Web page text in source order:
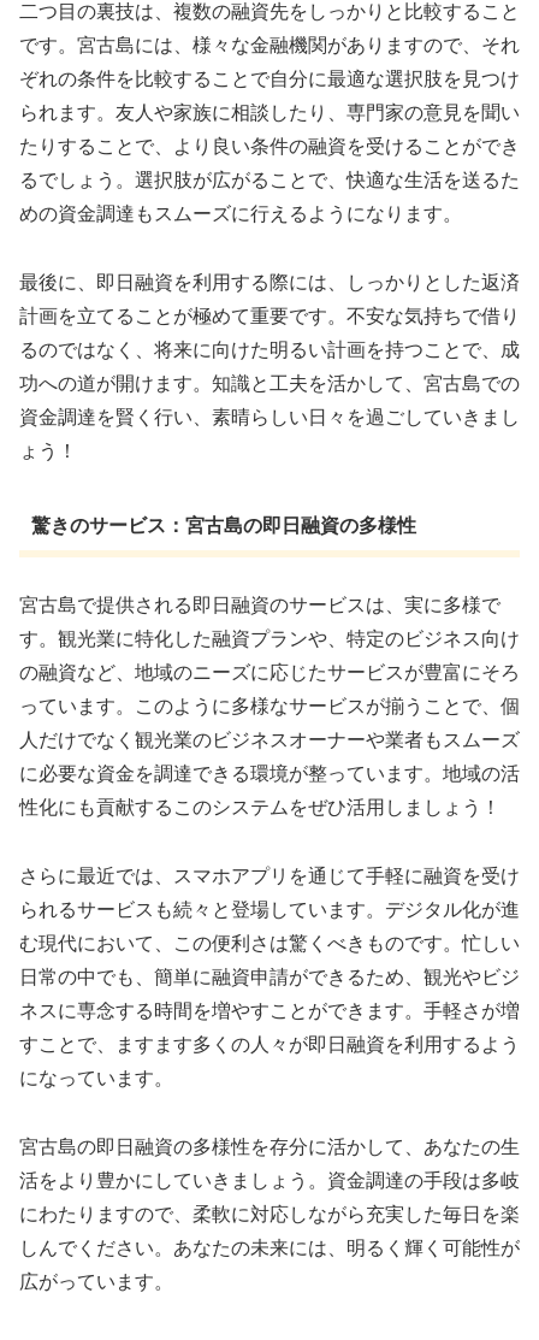
二つ目の裏技は、複数の融資先をしっかりと比較すること
です。宮古島には、様々な金融機関がありますので、それ
ぞれの条件を比較することで自分に最適な選択肢を見つけ
られます。友人や家族に相談したり、専門家の意見を聞い
たりすることで、より良い条件の融資を受けることができ
るでしょう。選択肢が広がることで、快適な生活を送るた
めの資金調達もスムーズに行えるようになります。
最後に、即日融資を利用する際には、しっかりとした返済
計画を立てることが極めて重要です。不安な気持ちで借り
るのではなく、将来に向けた明るい計画を持つことで、成
功への道が開けます。知識と工夫を活かして、宮古島での
資金調達を賢く行い、素晴らしい日々を過ごしていきまし
ょう！
驚きのサービス：宮古島の即日融資の多様性
宮古島で提供される即日融資のサービスは、実に多様で
す。観光業に特化した融資プランや、特定のビジネス向け
の融資など、地域のニーズに応じたサービスが豊富にそろ
っています。このように多様なサービスが揃うことで、個
人だけでなく観光業のビジネスオーナーや業者もスムーズ
に必要な資金を調達できる環境が整っています。地域の活
性化にも貢献するこのシステムをぜひ活用しましょう！
さらに最近では、スマホアプリを通じて手軽に融資を受け
られるサービスも続々と登場しています。デジタル化が進
む現代において、この便利さは驚くべきものです。忙しい
日常の中でも、簡単に融資申請ができるため、観光やビジ
ネスに専念する時間を増やすことができます。手軽さが増
すことで、ますます多くの人々が即日融資を利用するよう
になっています。
宮古島の即日融資の多様性を存分に活かして、あなたの生
活をより豊かにしていきましょう。資金調達の手段は多岐
にわたりますので、柔軟に対応しながら充実した毎日を楽
しんでください。あなたの未来には、明るく輝く可能性が
広がっています。